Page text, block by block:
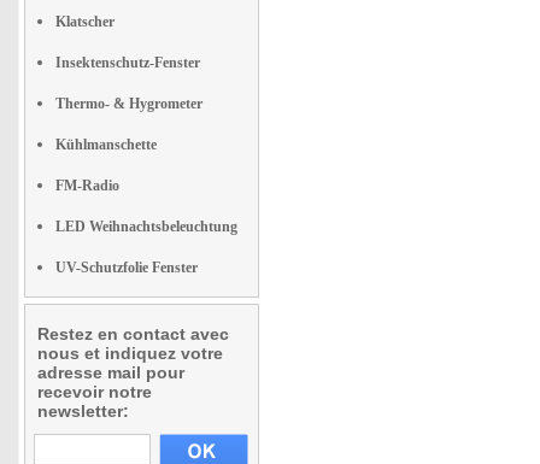
Klatscher
Insektenschutz-Fenster
Thermo- & Hygrometer
Kühlmanschette
FM-Radio
LED Weihnachtsbeleuchtung
UV-Schutzfolie Fenster
Restez en contact avec
nous et indiquez votre
adresse mail pour
recevoir notre
newsletter: